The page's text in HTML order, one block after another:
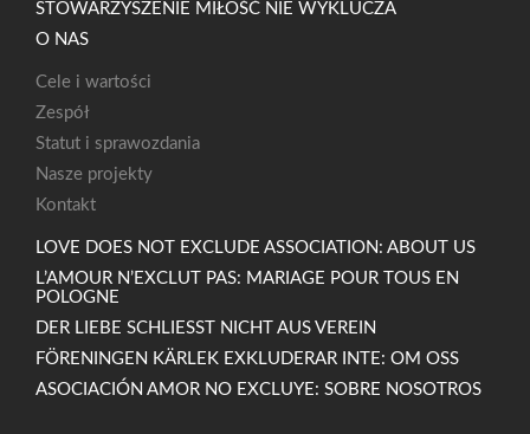
STOWARZYSZENIE MIŁOŚĆ NIE WYKLUCZA
O NAS
Cele i wartości
Zespół
Statut i sprawozdania
Nasze projekty
Kontakt
LOVE DOES NOT EXCLUDE ASSOCIATION: ABOUT US
L’AMOUR N’EXCLUT PAS: MARIAGE POUR TOUS EN
POLOGNE
DER LIEBE SCHLIESST NICHT AUS VEREIN
FÖRENINGEN KÄRLEK EXKLUDERAR INTE: OM OSS
ASOCIACIÓN AMOR NO EXCLUYE: SOBRE NOSOTROS